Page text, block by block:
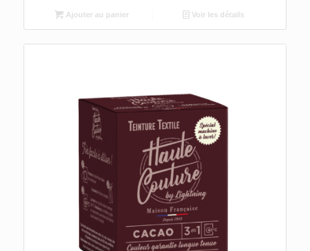
Ajouter au panier Voir les détails